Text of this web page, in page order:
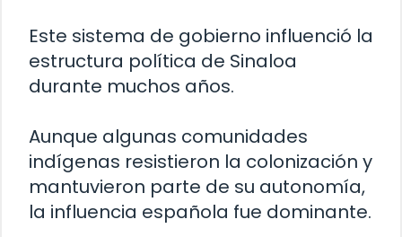
Este sistema de gobierno influenció la
estructura política de Sinaloa
durante muchos años.
Aunque algunas comunidades
indígenas resistieron la colonización y
mantuvieron parte de su autonomía,
la influencia española fue dominante.